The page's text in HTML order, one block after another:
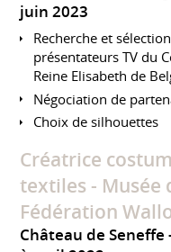
juin 2023
Recherche et
présentateurs TV du
Reine Elisabeth de
Négociation de
Choix de silhouettes
Créatrice
textiles - Musée
Fédération
Château de Seneffe